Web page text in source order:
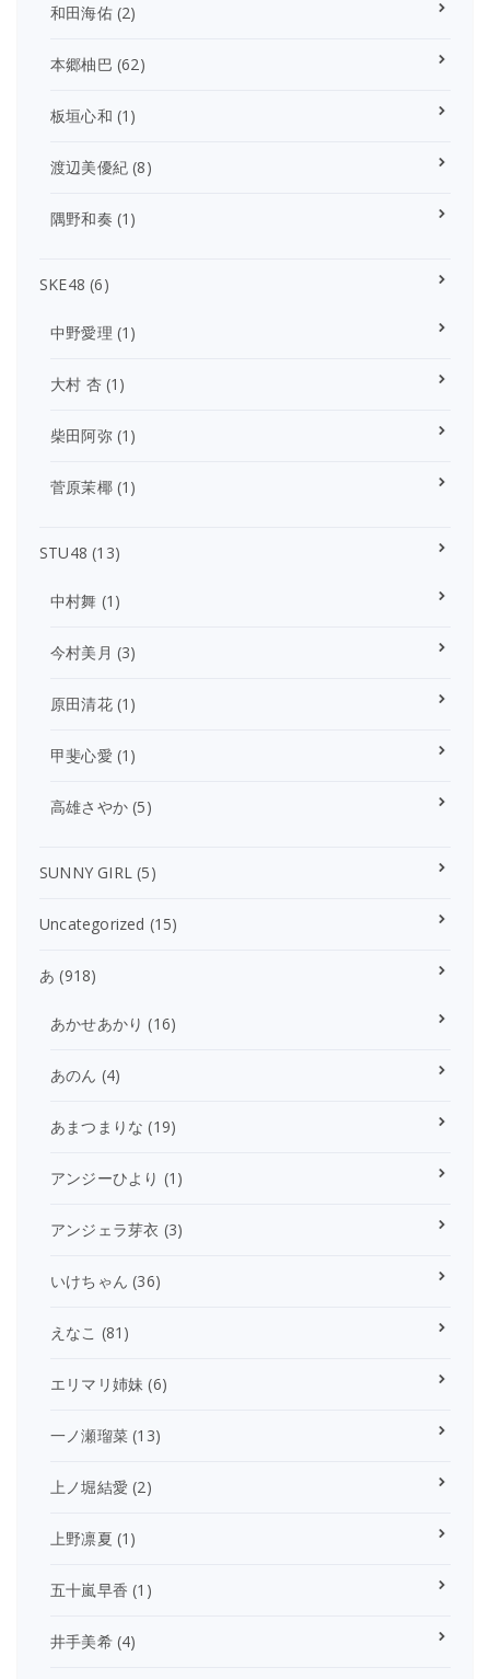
和田海佑(2)
本郷柚巴 (62)
板垣心和 (1)
渡辺美優紀 (8)
隅野和奏 (1)
SKE48 (6)
中野愛理 (1)
大村 杏(1)
柴田阿弥(1)
菅原茉椰(1)
STU48 (13)
中村舞 (1)
今村美月 (3)
原田清花(1)
甲斐心愛 (1)
高雄さやか (5)
SUNNY GIRL (5)
Uncategorized (15)
あ (918)
あかせあかり (16)
あのん (4)
あまつまりな (19)
アンジーひより (1)
アンジェラ芽衣 (3)
いけちゃん (36)
えなこ (81)
エリマリ姉妹 (6)
一ノ瀬瑠菜 (13)
上ノ堀結愛 (2)
上野凛夏 (1)
五十嵐早香 (1)
井手美希(4)